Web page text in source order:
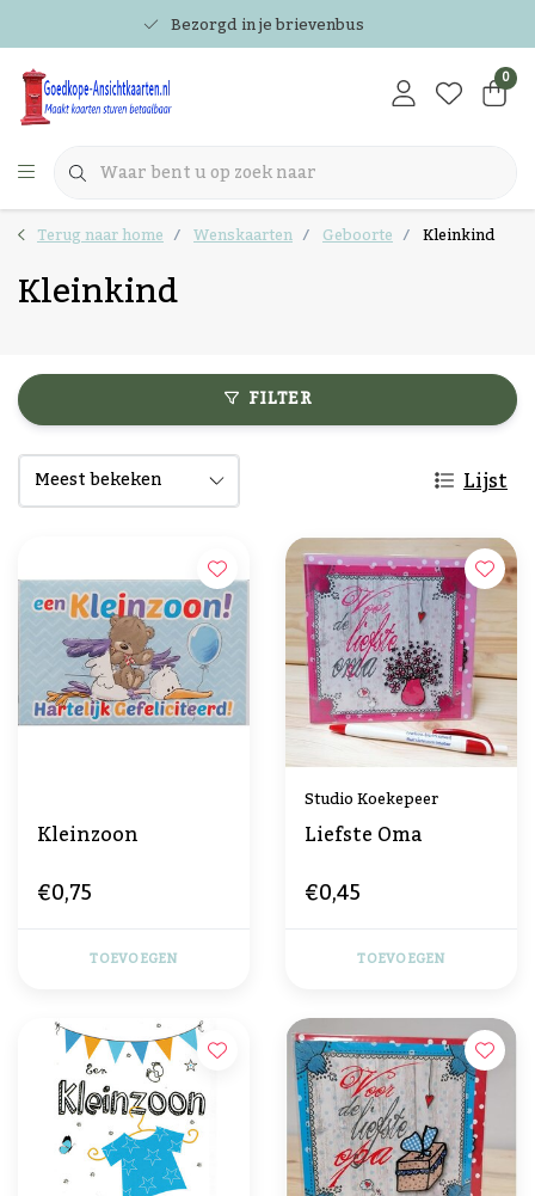
Bezorgd in je brievenbus
0
Terug naar home Wenskaarten Geboorte Kleinkind
Kleinkind
FILTER
Lijst
Kleinzoon
€0,75
TOEVOEGEN
Studio Koekepeer
Liefste Oma
€0,45
TOEVOEGEN